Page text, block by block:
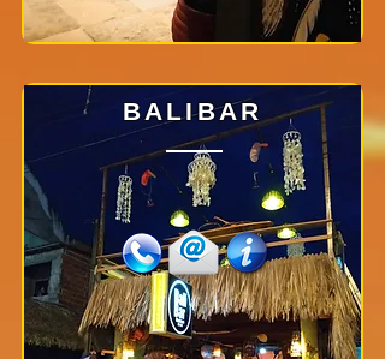
BALIBAR